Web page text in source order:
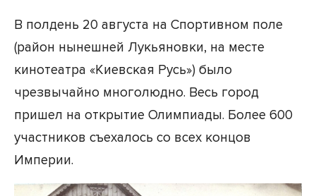
В полдень 20 августа на Спортивном поле
(район нынешней Лукьяновки, на месте
кинотеатра «Киевская Русь») было
чрезвычайно многолюдно. Весь город
пришел на открытие Олимпиады. Более 600
участников съехалось со всех концов
Империи.